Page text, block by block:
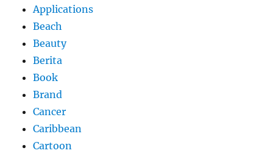
Applications
Beach
Beauty
Berita
Book
Brand
Cancer
Caribbean
Cartoon